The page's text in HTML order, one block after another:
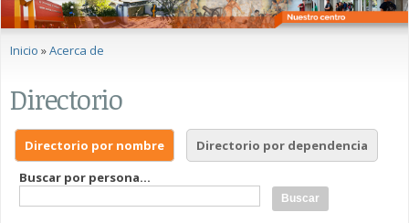
Se encuentra usted aquí
Inicio »Acerca de
Directorio
Directorio por nombre
Directorio por dependencia
Buscar por persona...